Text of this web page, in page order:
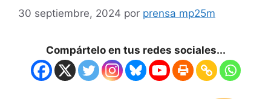
30 septiembre, 2024 por prensa mp25m
Compártelo en tus redes sociales...